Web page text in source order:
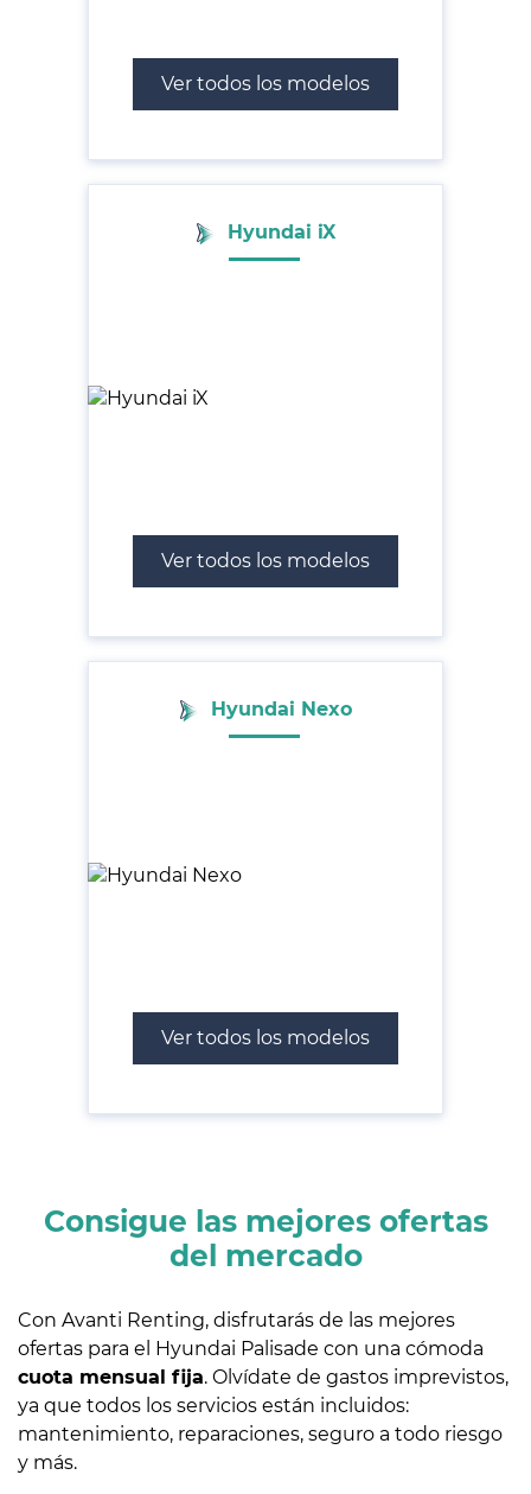
Ver todos los modelos
Hyundai iX
Ver todos los modelos
Hyundai Nexo
Ver todos los modelos
Consigue las mejores ofertas
del mercado
Con Avanti Renting, disfrutarás de las mejores
ofertas para el Hyundai Palisade con una cómoda
cuota mensual fija. Olvídate de gastos imprevistos,
ya que todos los servicios están incluidos:
mantenimiento, reparaciones, seguro a todo riesgo
y más.